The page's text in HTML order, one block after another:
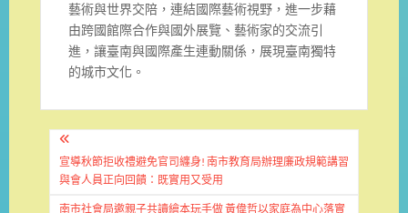
藝術與世界交陪，連結國際藝術視野，進一步藉
由跨國館際合作與國外展覽、藝術家的交流引
進，讓臺南與國際產生連動關係，展現臺南獨特
的城市文化。
文
章
宣導秋節拒收禮避免官司纏身! 南市教育局辦理廉政規範講習
與會人員正向回饋：既實用又受用
南市社會局邀親子共讀繪本玩手做 黃偉哲以家庭為中心落實